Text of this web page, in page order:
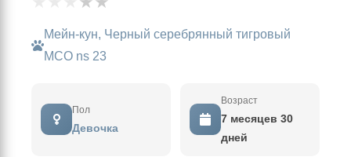
Мейн-кун, Черный серебрянный тигровый
MCO ns 23
Пол
Девочка
Возраст
7 месяцев 30
дней